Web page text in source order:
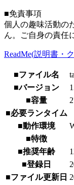
■免責事項
個人の趣味活動の
ん。ご自身の責任
ReadMe(説明書・
■ファイル名
■バージョン
■容量
■必要ランタイム
■動作環境
■特徴
■推奨年齢
■登録日
■ファイル更新日